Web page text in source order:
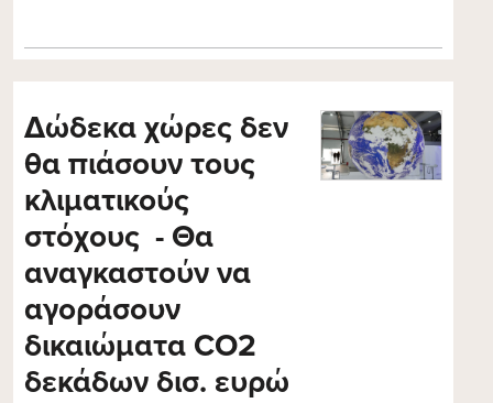
Δώδεκα χώρες δεν
θα πιάσουν τους
κλιματικούς
στόχους - Θα
αναγκαστούν να
αγοράσουν
δικαιώματα CO2
δεκάδων δισ. ευρώ